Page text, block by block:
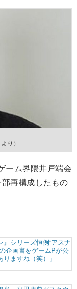
より）
ーム界隈井戸端会
再構成したもの